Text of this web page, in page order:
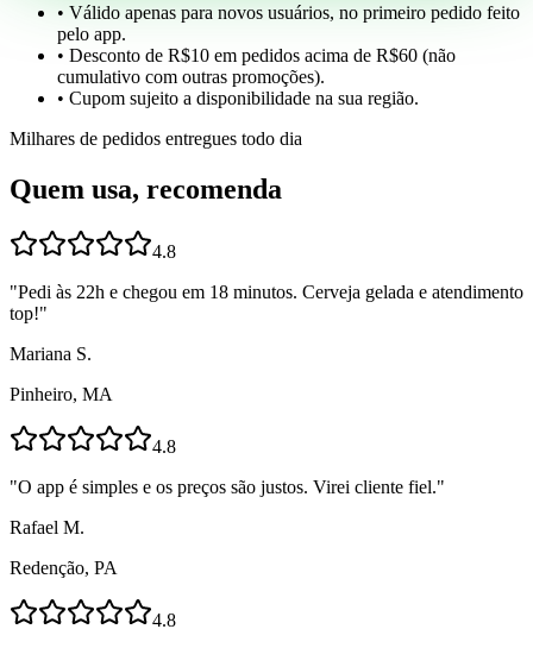
• Válido apenas para novos usuários, no primeiro pedido feito
pelo app.
• Desconto de R$10 em pedidos acima de R$60 (não
cumulativo com outras promoções).
• Cupom sujeito a disponibilidade na sua região.
Milhares de pedidos entregues todo dia
Quem usa, recomenda
4.8
"Pedi às 22h e chegou em 18 minutos. Cerveja gelada e atendimento
top!"
Mariana S.
Pinheiro, MA
4.8
"O app é simples e os preços são justos. Virei cliente fiel."
Rafael M.
Redenção, PA
4.8